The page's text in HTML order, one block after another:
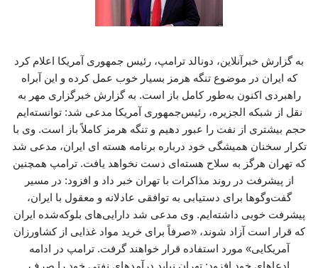
به گزارش خبرآنلاین، دونالد ترامپ، رئیس جمهوری آمریکا اعلام کرد
که ایران در موضوع تنگه هرمز بسیار خوب عمل کرده و این آبراه
راهبردی اکنون به‌طور کامل باز است. به گزارش خبرگزاری مهر به
نقل از شبکه الجزیره، رئیس‌جمهوری آمریکا مدعی شد: توانسته‌ایم
حجم بیشتری از نفت را عبور دهیم و تنگه هرمز کاملاً باز است. وی با
تکرار سخنان همیشگی خود درباره برنامه هسته ای ایران، مدعی شد
که تهران هرگز به سلاح هسته‌ای دست نخواهد یافت. ترامپ همچنین
از پیشرفت در روند مذاکرات با تهران خبر داد و افزود: در مسیر
گفت‌وگوها برای دستیابی به توافقی عادلانه و معقول با ایران،
پیشرفت خوبی داشته‌ایم. وی مدعی شد دارایی‌های بلوکه‌شده ایران
که قرار است آزاد شوند، «صرفاً برای خرید مواد غذایی از کشاورزان
آمریکایی» مورد استفاده قرار خواهند گرفت. ترامپ در ادامه
ادعاهای خود افزود: تهران نباید درآمدهای نفتی خود را صرف